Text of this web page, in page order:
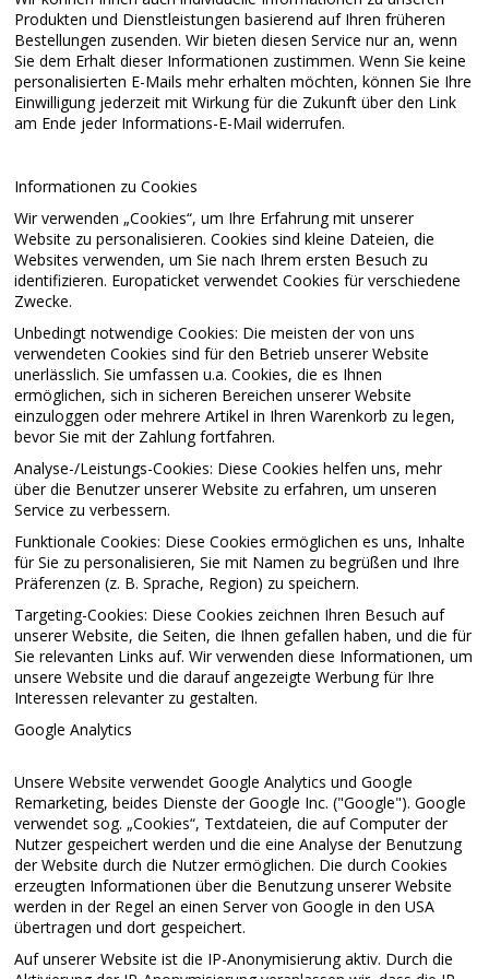
Produkten und Dienstleistungen basierend auf Ihren früheren
Bestellungen zusenden. Wir bieten diesen Service nur an, wenn
Sie dem Erhalt dieser Informationen zustimmen. Wenn Sie keine
personalisierten E-Mails mehr erhalten möchten, können Sie Ihre
Einwilligung jederzeit mit Wirkung für die Zukunft über den Link
am Ende jeder Informations-E-Mail widerrufen.
Informationen zu Cookies
Wir verwenden „Cookies“, um Ihre Erfahrung mit unserer
Website zu personalisieren. Cookies sind kleine Dateien, die
Websites verwenden, um Sie nach Ihrem ersten Besuch zu
identifizieren. Europaticket verwendet Cookies für verschiedene
Zwecke.
Unbedingt notwendige Cookies: Die meisten der von uns
verwendeten Cookies sind für den Betrieb unserer Website
unerlässlich. Sie umfassen u.a. Cookies, die es Ihnen
ermöglichen, sich in sicheren Bereichen unserer Website
einzuloggen oder mehrere Artikel in Ihren Warenkorb zu legen,
bevor Sie mit der Zahlung fortfahren.
Analyse-/Leistungs-Cookies: Diese Cookies helfen uns, mehr
über die Benutzer unserer Website zu erfahren, um unseren
Service zu verbessern.
Funktionale Cookies: Diese Cookies ermöglichen es uns, Inhalte
für Sie zu personalisieren, Sie mit Namen zu begrüßen und Ihre
Präferenzen (z. B. Sprache, Region) zu speichern.
Targeting-Cookies: Diese Cookies zeichnen Ihren Besuch auf
unserer Website, die Seiten, die Ihnen gefallen haben, und die für
Sie relevanten Links auf. Wir verwenden diese Informationen, um
unsere Website und die darauf angezeigte Werbung für Ihre
Interessen relevanter zu gestalten.
Google Analytics
Unsere Website verwendet Google Analytics und Google
Remarketing, beides Dienste der Google Inc. ("Google"). Google
verwendet sog. „Cookies“, Textdateien, die auf Computer der
Nutzer gespeichert werden und die eine Analyse der Benutzung
der Website durch die Nutzer ermöglichen. Die durch Cookies
erzeugten Informationen über die Benutzung unserer Website
werden in der Regel an einen Server von Google in den USA
übertragen und dort gespeichert.
Auf unserer Website ist die IP-Anonymisierung aktiv. Durch die